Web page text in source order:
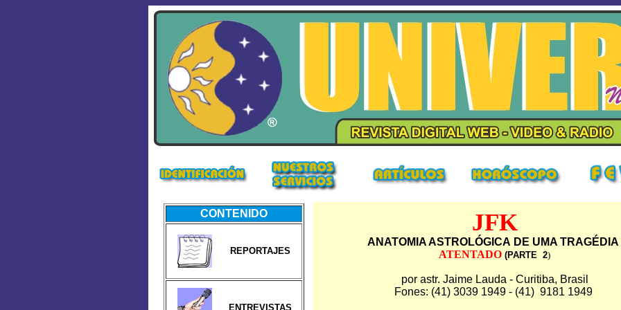
CONTENIDO
REPORTAJES
ENTREVISTAS
JFK
ANATOMIA ASTROLÓGICA DE UMA TRAGÉDIA
ATENTADO (PARTE 2)
por astr. Jaime Lauda - Curitiba, Brasil
Fones: (41) 3039 1949 - (41) 9181 1949